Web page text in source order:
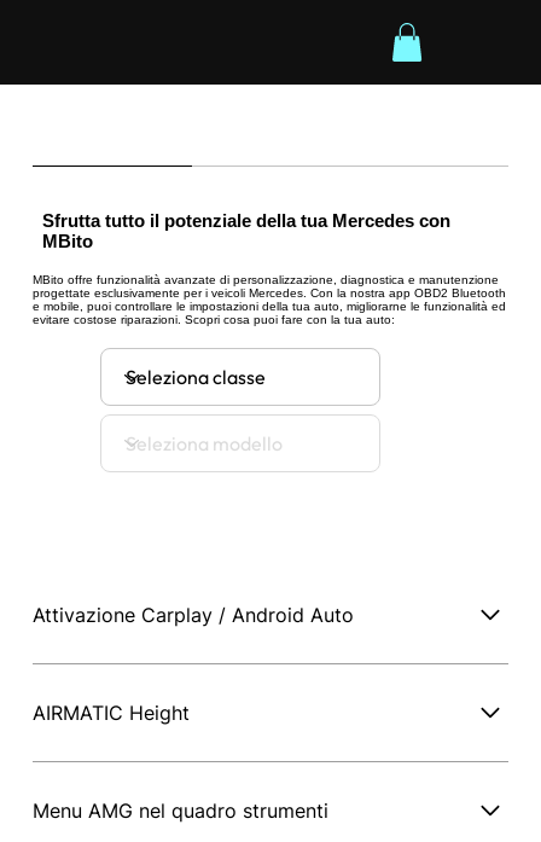
Sfrutta tutto il potenziale della tua Mercedes con
MBito
MBito offre funzionalità avanzate di personalizzazione, diagnostica e manutenzione
progettate esclusivamente per i veicoli Mercedes. Con la nostra app OBD2 Bluetooth
e mobile, puoi controllare le impostazioni della tua auto, migliorarne le funzionalità ed
evitare costose riparazioni. Scopri cosa puoi fare con la tua auto:
Attivazione Carplay / Android Auto
AIRMATIC Height
Menu AMG nel quadro strumenti